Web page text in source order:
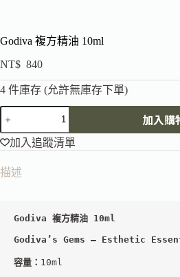
Godiva 複方精油 10ml
NT$ 840
4 件庫存 (允許無庫存下單)
加入購
加入追蹤清單
描述
Godiva’s Gems – Esthetic
容量： 10ml